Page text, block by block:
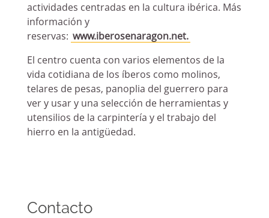
actividades centradas en la cultura ibérica. Más
información y
reservas: www.iberosenaragon.net.
El centro cuenta con varios elementos de la
vida cotidiana de los íberos como molinos,
telares de pesas, panoplia del guerrero para
ver y usar y una selección de herramientas y
utensilios de la carpintería y el trabajo del
hierro en la antigüedad.
Contacto